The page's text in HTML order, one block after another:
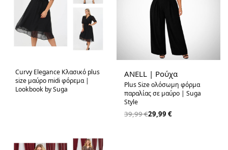
Curvy Elegance Κλασικό plus
size μαύρο midi φόρεμα |
Lookbook by Suga
ANELL | Ρούχα
Plus Size ολόσωμη φόρμα
παραλίας σε μαύρο | Suga
Style
39,99€29,99 €